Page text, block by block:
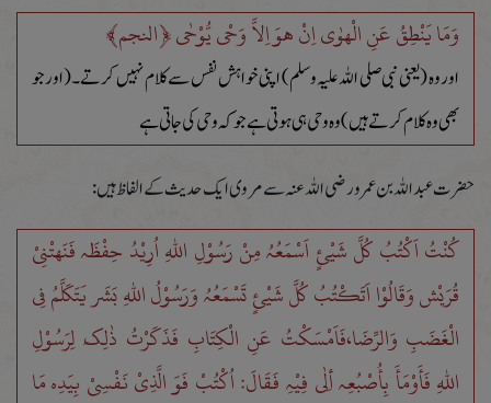
وَمَا یَنْطِقُ عَنِ الْھَوٰی اِنْ ھُوَ اِلاَّ وَحْی یُّوْحٰی ﴿النجم﴾
اور وہ (یعنی نبی صلی اللہ علیہ وسلم) اپنی خواہش نفس سے کلام نہیں کرتے۔(اور جو
بھی وہ کلام کرتے ہیں ) وہ وحی ہی ہوتی ہے جوکہ وحی کی جاتی ہے
حضرت عبد اللہ بن عمرو رضی اللہ عنہ سے مروی ایک حدیث کے الفاظ ہیں :
کُنْتُ اَکْتُبُ کُلَّ شَیْئٍ اَسْمَعُہُ مِنْ رَسُوْلِ اللہِ اُرِیْدُ حِفْظَہ فَنَھَتْنِیْ
قُرَیْش وَقَالُوْا اَتَکْتُبُ کُلَّ شَیْئٍ تَسْمَعُہُ وَرَسُوْلُ اللہِ بَشَر یَتَکَلَّمُ فِی
الْغَضَبِ وَالرِّضَا،فَاَمْسَکْتُ عَنِ الْکِتَابِ فَذَکَرْتُ ذٰلِکَ لِرَسُوْلِ
اللہِ فَأَوْمَأَ بِأُصْبُعِہ أِلٰی فِیْہِ فَقَالَ: اُکْتُبْ فَوَ الَّذِیْ نَفْسِیْ بِیَدِہ مَا